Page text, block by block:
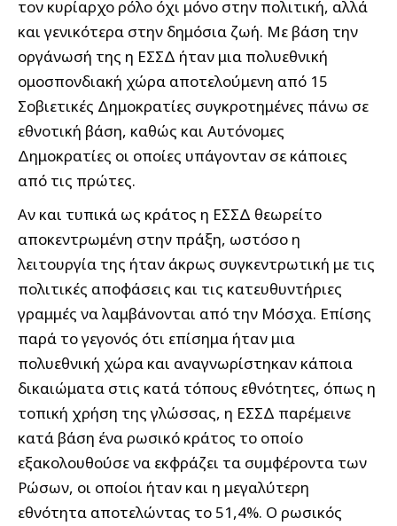
τον κυρίαρχο ρόλο όχι μόνο στην πολιτική, αλλά
και γενικότερα στην δημόσια ζωή. Με βάση την
οργάνωσή της η ΕΣΣΔ ήταν μια πολυεθνική
ομοσπονδιακή χώρα αποτελούμενη από 15
Σοβιετικές Δημοκρατίες συγκροτημένες πάνω σε
εθνοτική βάση, καθώς και Αυτόνομες
Δημοκρατίες οι οποίες υπάγονταν σε κάποιες
από τις πρώτες.
Αν και τυπικά ως κράτος η ΕΣΣΔ θεωρείτο
αποκεντρωμένη στην πράξη, ωστόσο η
λειτουργία της ήταν άκρως συγκεντρωτική με τις
πολιτικές αποφάσεις και τις κατευθυντήριες
γραμμές να λαμβάνονται από την Μόσχα. Επίσης
παρά το γεγονός ότι επίσημα ήταν μια
πολυεθνική χώρα και αναγνωρίστηκαν κάποια
δικαιώματα στις κατά τόπους εθνότητες, όπως η
τοπική χρήση της γλώσσας, η ΕΣΣΔ παρέμεινε
κατά βάση ένα ρωσικό κράτος το οποίο
εξακολουθούσε να εκφράζει τα συμφέροντα των
Ρώσων, οι οποίοι ήταν και η μεγαλύτερη
εθνότητα αποτελώντας το 51,4%. Ο ρωσικός